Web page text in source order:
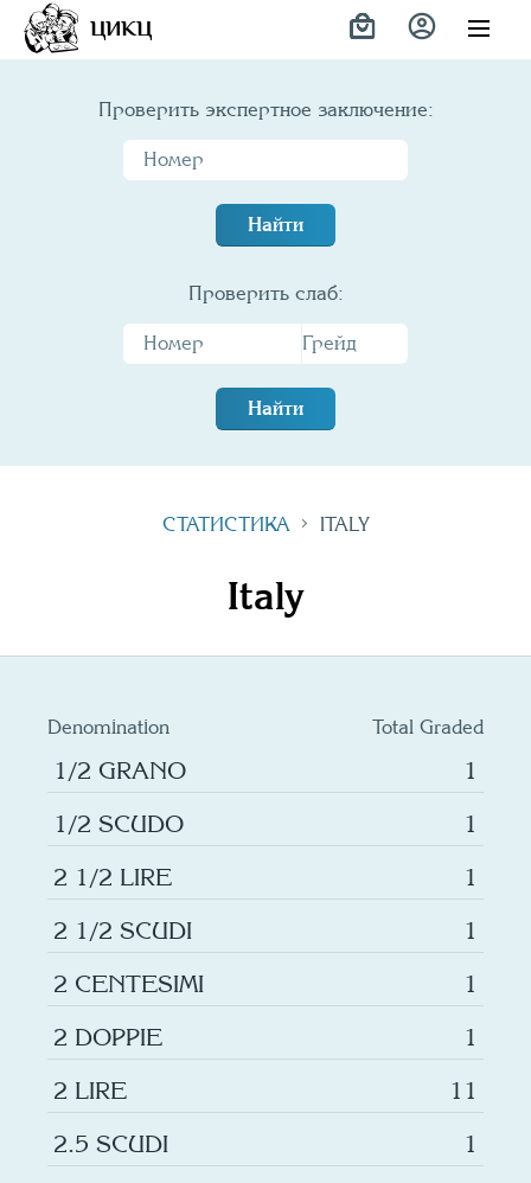
ЦИКЦ
Проверить экспертное заключение:
Найти
Проверить слаб:
Найти
СТАТИСТИКА ITALY
Italy
Denomination Total Graded
1/2 GRANO
1
1/2 SCUDO
1
2 1/2 LIRE
1
2 1/2 SCUDI
1
2 CENTESIMI
1
2 DOPPIE
1
2 LIRE
11
2.5 SCUDI
1